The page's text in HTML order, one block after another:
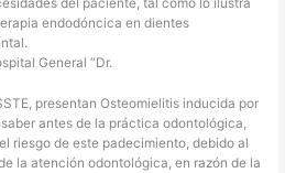
del paciente, tal como lo ilustra
endodóncica en dientes
General “Dr.
presentan Osteomielitis inducida por
antes de la práctica odontológica,
riesgo de este padecimiento, debido al
la atención odontológica, en razón de la